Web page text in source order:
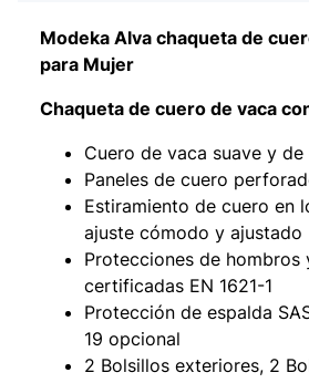
Modeka Alva chaqueta de
para Mujer
Chaqueta de cuero de vaca
Cuero de vaca suave y de
Paneles de cuero
Estiramiento de cuero en
ajuste cómodo y ajustado
Protecciones de hombros
certificadas EN 1621-1
Protección de espalda
19 opcional
2 Bolsillos exteriores, 2